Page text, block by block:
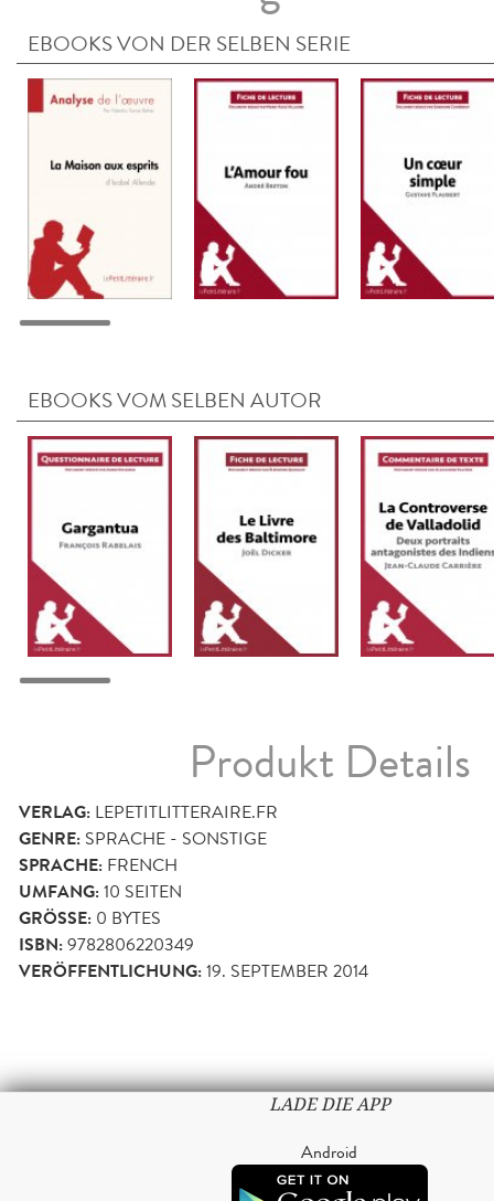
EBOOKS VON DER SELBEN SERIE
EBOOKS VOM SELBEN AUTOR
Produkt Details
VERLAG: LEPETITLITTERAIRE.FR
GENRE: SPRACHE - SONSTIGE
SPRACHE: FRENCH
UMFANG:10 SEITEN
GRÖSSE: 0 BYTES
ISBN:9782806220349
VERÖFFENTLICHUNG:19. SEPTEMBER 2014
LADE DIE APP
Android